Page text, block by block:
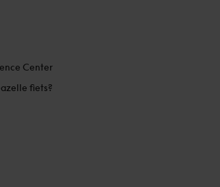
Center
fiets?